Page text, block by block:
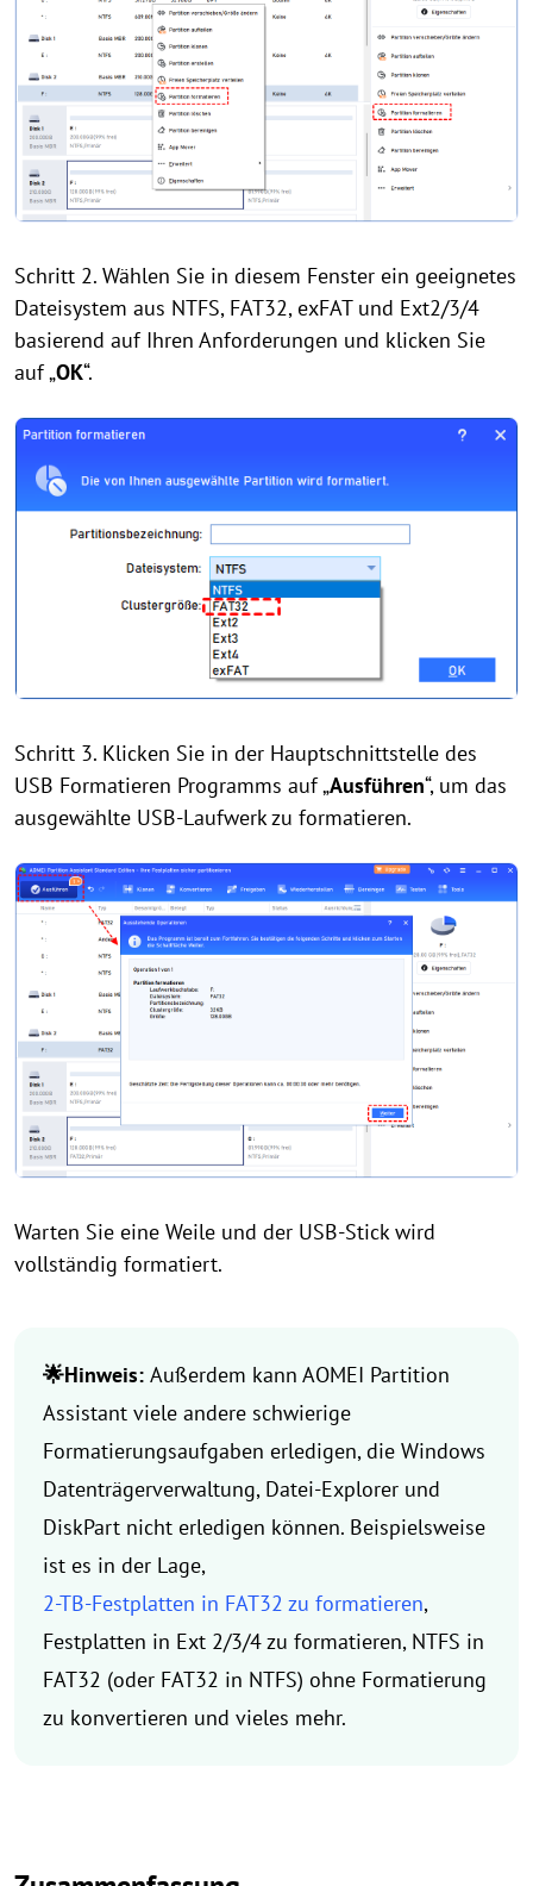
Schritt 2. Wählen Sie in diesem Fenster ein geeignetes
Dateisystem aus NTFS, FAT32, exFAT und Ext2/3/4
basierend auf Ihren Anforderungen und klicken Sie
auf „OK“.
Schritt 3. Klicken Sie in der Hauptschnittstelle des
USB Formatieren Programms auf „Ausführen“, um das
ausgewählte USB-Laufwerk zu formatieren.
Warten Sie eine Weile und der USB-Stick wird
vollständig formatiert.
🌟Hinweis: Außerdem kann AOMEI Partition
Assistant viele andere schwierige
Formatierungsaufgaben erledigen, die Windows
Datenträgerverwaltung, Datei-Explorer und
DiskPart nicht erledigen können. Beispielsweise
ist es in der Lage,
2-TB-Festplatten in FAT32 zu formatieren,
Festplatten in Ext 2/3/4 zu formatieren, NTFS in
FAT32 (oder FAT32 in NTFS) ohne Formatierung
zu konvertieren und vieles mehr.